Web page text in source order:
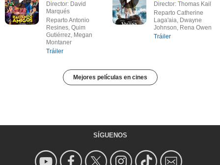
Director: David
Marqués
Reparto Antonio
Resines, Quim
Gutiérrez, Megan
Montaner
Tráiler
Director: Thomas Kail
Reparto Catherine
Laga'aia, Dwayne
Johnson, Rena Owen
Tráiler
Mejores películas en cines
SÍGUENOS